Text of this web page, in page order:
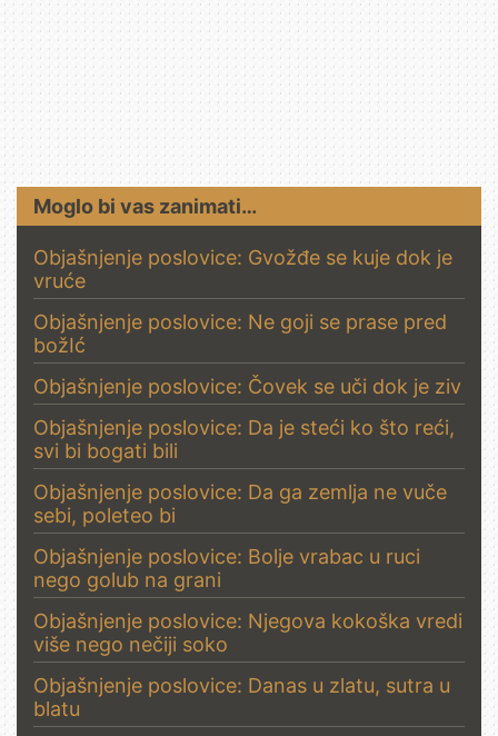
Moglo bi vas zanimati…
Objašnjenje poslovice: Gvožđe se kuje dok je
vruće
Objašnjenje poslovice: Ne goji se prase pred
božIć
Objašnjenje poslovice: Čovek se uči dok je ziv
Objašnjenje poslovice: Da je steći ko što reći,
svi bi bogati bili
Objašnjenje poslovice: Da ga zemlja ne vuče
sebi, poleteo bi
Objašnjenje poslovice: Bolje vrabac u ruci
nego golub na grani
Objašnjenje poslovice: Njegova kokoška vredi
više nego nečiji soko
Objašnjenje poslovice: Danas u zlatu, sutra u
blatu